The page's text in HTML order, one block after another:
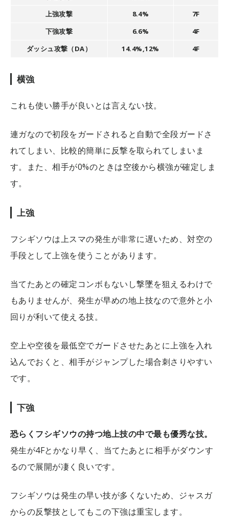
上強攻撃
8.4%
7F
下強攻撃
6.6%
4F
ダッシュ攻撃（DA）
14.4%,12% 4F
横強
これも使い勝手が良いとは言えない技。
連ガなので初段をガードされると自動で全段ガードさ
れてしまい、比較的簡単に反撃を取られてしまいま
す。また、相手が0%のときは空後から横強が確定しま
す。
上強
フシギソウは上スマの発生が非常に遅いため、対空の
手段として上強を使うことがあります。
当てたあとの確定コンボもないし撃墜を狙えるわけで
もありませんが、発生が早めの地上技なので意外と小
回りが利いて使える技。
空上や空後を最低空でガードさせたあとに上強を入れ
込んでおくと、相手がジャンプした場合刺さりやすい
です。
下強
恐らくフシギソウの持つ地上技の中で最も優秀な技。
発生が4Fとかなり早く、当てたあとに相手がダウンす
るので展開が凄く良いです。
フシギソウは発生の早い技が多くないため、ジャスガ
からの反撃技としてもこの下強は重宝します。